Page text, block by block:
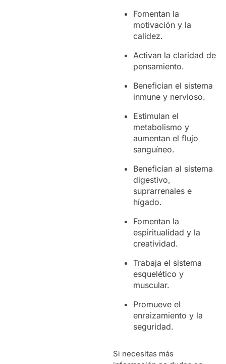
Fomentan la
motivación y la
calidez.
Activan la claridad de
pensamiento.
Benefician el sistema
inmune y nervioso.
Estimulan el
metabolismo y
aumentan el flujo
sanguíneo.
Benefician al sistema
digestivo,
suprarrenales e
hígado.
Fomentan la
espiritualidad y la
creatividad.
Trabaja el sistema
esquelético y
muscular.
Promueve el
enraizamiento y la
seguridad.
Si necesitas más